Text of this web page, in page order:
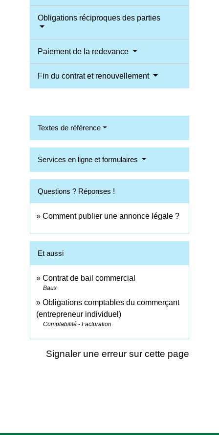
Obligations réciproques des parties
Paiement de la redevance
Fin du contrat et renouvellement
Textes de référence
Services en ligne et formulaires
Questions ? Réponses !
Comment publier une annonce légale ?
Et aussi
Contrat de bail commercial
Baux
Obligations comptables du commerçant
(entrepreneur individuel)
Comptabilité - Facturation
Signaler une erreur sur cette page